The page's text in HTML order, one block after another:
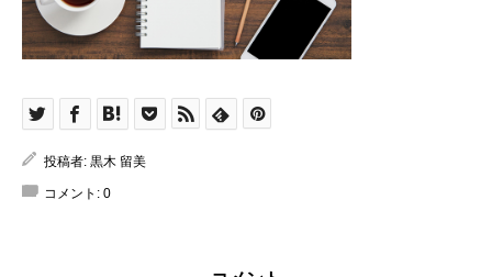
投稿者: 黒木 留美
コメント: 0